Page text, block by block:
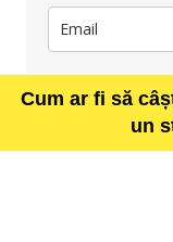
Cum ar fi să
un